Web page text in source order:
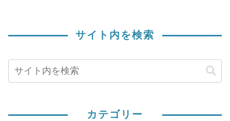
サイト内を検索
カテゴリー